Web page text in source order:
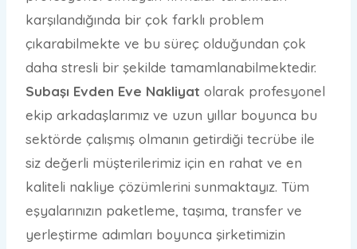
karşılandığında bir çok farklı problem
çıkarabilmekte ve bu süreç olduğundan çok
daha stresli bir şekilde tamamlanabilmektedir.
Subaşı Evden Eve Nakliyat olarak profesyonel
ekip arkadaşlarımız ve uzun yıllar boyunca bu
sektörde çalışmış olmanın getirdiği tecrübe ile
siz değerli müşterilerimiz için en rahat ve en
kaliteli nakliye çözümlerini sunmaktayız. Tüm
eşyalarınızın paketleme, taşıma, transfer ve
yerleştirme adımları boyunca şirketimizin